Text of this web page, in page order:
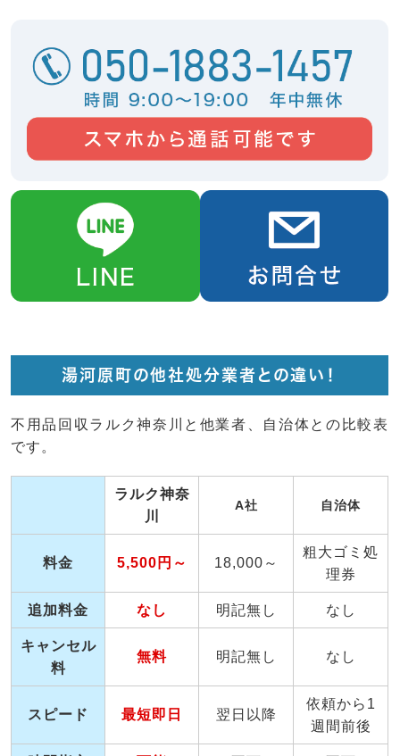
湯河原町の他社処分業者との違い！
不用品回収ラルク神奈川と他業者、自治体との比較表
です。
ラルク神奈
川
A社 自治体
料金 5,500円～ 18,000～
粗大ゴミ処
理券
追加料金 なし 明記無し なし
キャンセル
料
無料 明記無し なし
スピード 最短即日 翌日以降
依頼から1
週間前後